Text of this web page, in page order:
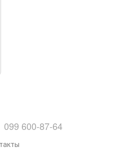
099 600-87-64